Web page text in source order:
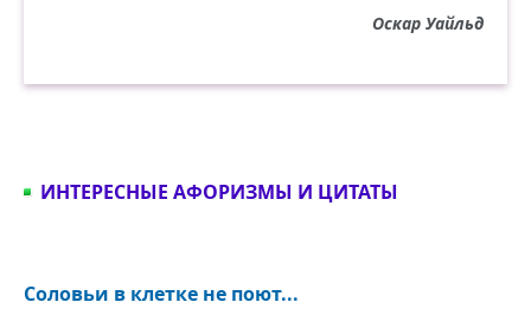
Оскар Уайльд
ИНТЕРЕСНЫЕ АФОРИЗМЫ И ЦИТАТЫ
Соловьи в клетке не поют...